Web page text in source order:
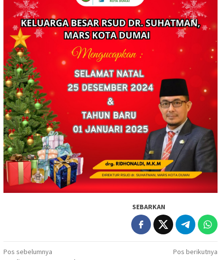
SEBARKAN
Navigasi
Pos sebelumnya
Pos berikutnya